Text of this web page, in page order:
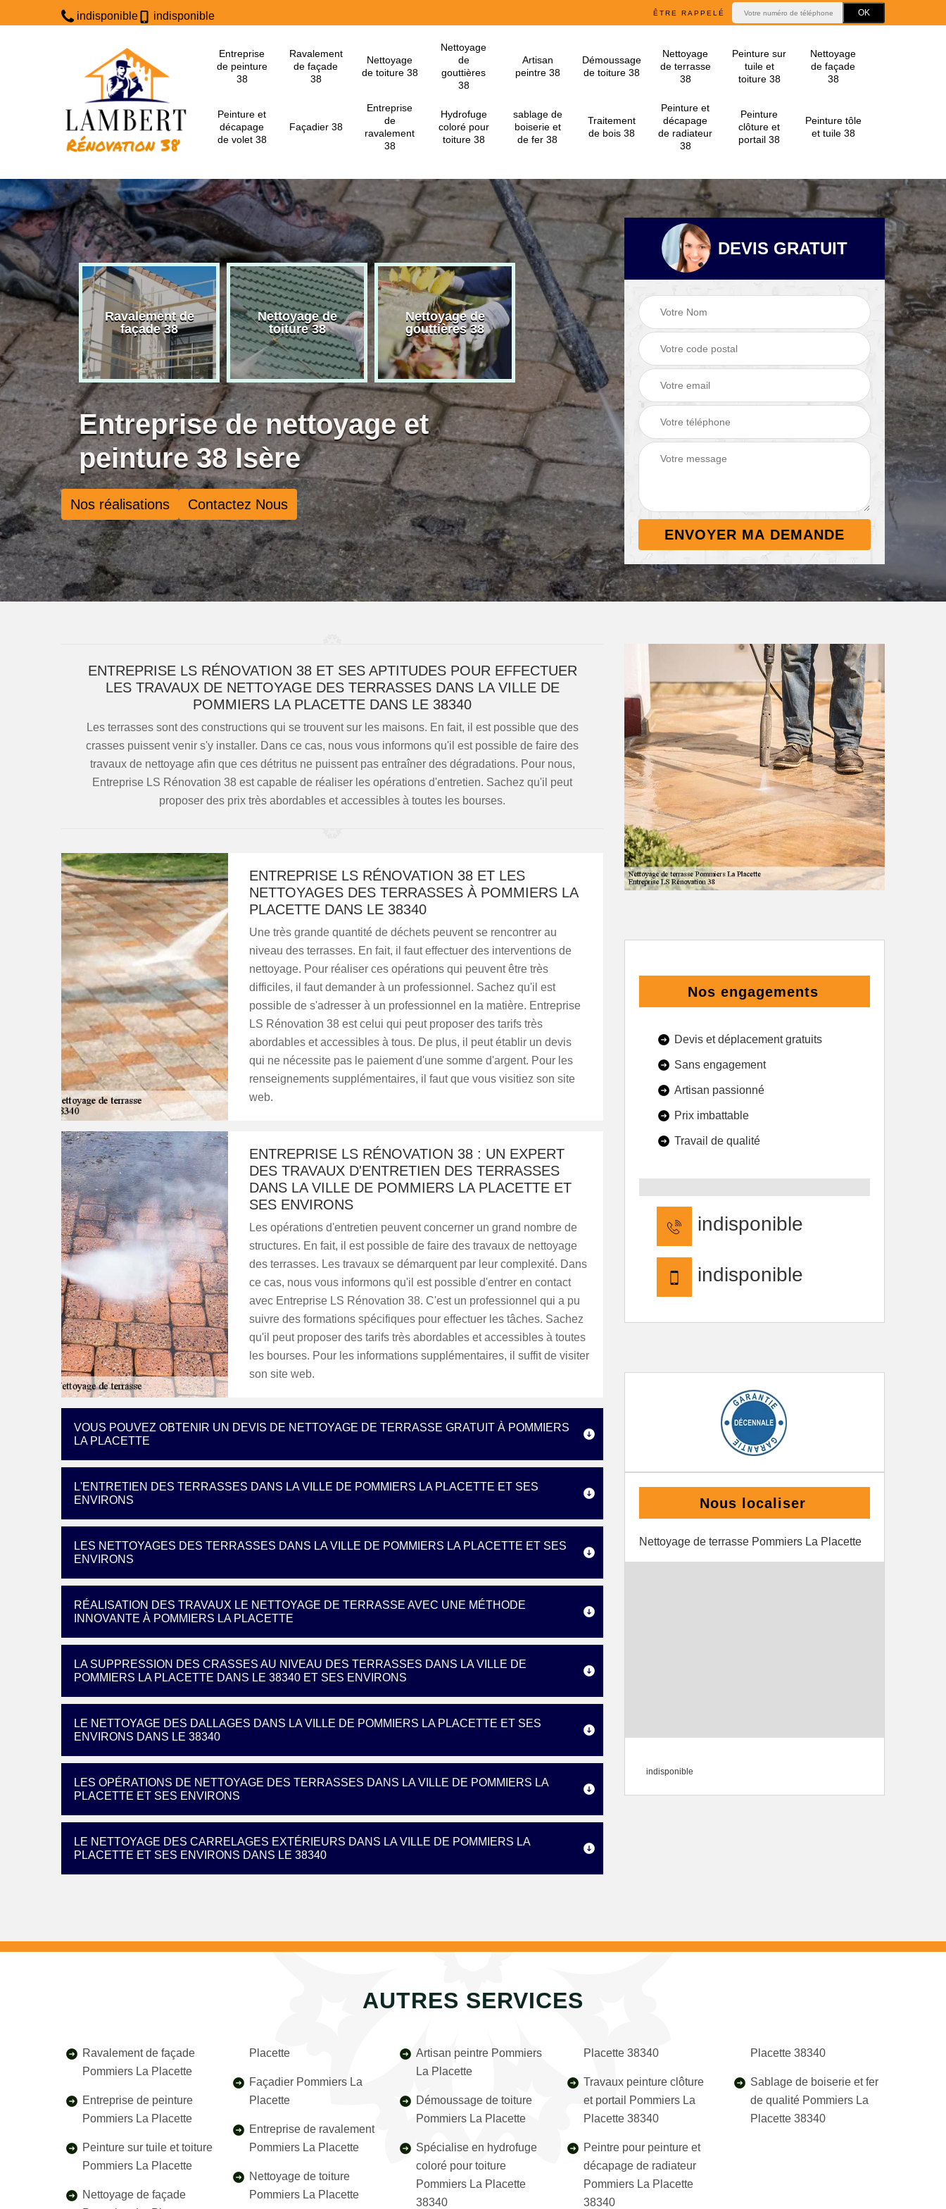
indisponible indisponible ÊTRE RAPPELÉ
Entreprise
de peinture
38
Ravalement
de façade
38
Nettoyage
de toiture 38
Nettoyage
de
gouttières
38
Artisan
peintre 38
Démoussage
de toiture 38
Nettoyage
de terrasse
38
Peinture sur
tuile et
toiture 38
Nettoyage
de façade
38
Peinture et
décapage
de volet 38
Façadier 38
Entreprise
de
ravalement
38
Hydrofuge
coloré pour
toiture 38
sablage de
boiserie et
de fer 38
Traitement
de bois 38
Peinture et
décapage
de radiateur
38
Peinture
clôture et
portail 38
Peinture tôle
et tuile 38
de
38
Ravalement de
façade 38
Nettoyage de
toiture 38
Nettoyage de
gouttières 38
Artisan peintre 38
Démoussage de
toiture 38
Nettoyage de
terrasse 38
Entreprise de nettoyage et
peinture 38 Isère
Nos réalisations Contactez Nous
DEVIS GRATUIT
ENTREPRISE LS RÉNOVATION 38 ET SES APTITUDES POUR EFFECTUER
LES TRAVAUX DE NETTOYAGE DES TERRASSES DANS LA VILLE DE
POMMIERS LA PLACETTE DANS LE 38340
Les terrasses sont des constructions qui se trouvent sur les maisons. En fait, il est possible que des
crasses puissent venir s'y installer. Dans ce cas, nous vous informons qu'il est possible de faire des
travaux de nettoyage afin que ces détritus ne puissent pas entraîner des dégradations. Pour nous,
Entreprise LS Rénovation 38 est capable de réaliser les opérations d'entretien. Sachez qu'il peut
proposer des prix très abordables et accessibles à toutes les bourses.
ENTREPRISE LS RÉNOVATION 38 ET LES
NETTOYAGES DES TERRASSES À POMMIERS LA
PLACETTE DANS LE 38340
Une très grande quantité de déchets peuvent se rencontrer au
niveau des terrasses. En fait, il faut effectuer des interventions de
nettoyage. Pour réaliser ces opérations qui peuvent être très
difficiles, il faut demander à un professionnel. Sachez qu'il est
possible de s'adresser à un professionnel en la matière. Entreprise
LS Rénovation 38 est celui qui peut proposer des tarifs très
abordables et accessibles à tous. De plus, il peut établir un devis
qui ne nécessite pas le paiement d'une somme d'argent. Pour les
renseignements supplémentaires, il faut que vous visitiez son site
web.
ENTREPRISE LS RÉNOVATION 38 : UN EXPERT
DES TRAVAUX D'ENTRETIEN DES TERRASSES
DANS LA VILLE DE POMMIERS LA PLACETTE ET
SES ENVIRONS
Les opérations d'entretien peuvent concerner un grand nombre de
structures. En fait, il est possible de faire des travaux de nettoyage
des terrasses. Les travaux se démarquent par leur complexité. Dans
ce cas, nous vous informons qu'il est possible d'entrer en contact
avec Entreprise LS Rénovation 38. C'est un professionnel qui a pu
suivre des formations spécifiques pour effectuer les tâches. Sachez
qu'il peut proposer des tarifs très abordables et accessibles à toutes
les bourses. Pour les informations supplémentaires, il suffit de visiter
son site web.
VOUS POUVEZ OBTENIR UN DEVIS DE NETTOYAGE DE TERRASSE GRATUIT À POMMIERS
LA PLACETTE
L'ENTRETIEN DES TERRASSES DANS LA VILLE DE POMMIERS LA PLACETTE ET SES
ENVIRONS
LES NETTOYAGES DES TERRASSES DANS LA VILLE DE POMMIERS LA PLACETTE ET SES
ENVIRONS
RÉALISATION DES TRAVAUX LE NETTOYAGE DE TERRASSE AVEC UNE MÉTHODE
INNOVANTE À POMMIERS LA PLACETTE
LA SUPPRESSION DES CRASSES AU NIVEAU DES TERRASSES DANS LA VILLE DE
POMMIERS LA PLACETTE DANS LE 38340 ET SES ENVIRONS
LE NETTOYAGE DES DALLAGES DANS LA VILLE DE POMMIERS LA PLACETTE ET SES
ENVIRONS DANS LE 38340
LES OPÉRATIONS DE NETTOYAGE DES TERRASSES DANS LA VILLE DE POMMIERS LA
PLACETTE ET SES ENVIRONS
LE NETTOYAGE DES CARRELAGES EXTÉRIEURS DANS LA VILLE DE POMMIERS LA
PLACETTE ET SES ENVIRONS DANS LE 38340
Nos engagements
Devis et déplacement gratuits
Sans engagement
Artisan passionné
Prix imbattable
Travail de qualité
indisponible
indisponible
Nous localiser
Nettoyage de terrasse Pommiers La Placette
indisponible
AUTRES SERVICES
Ravalement de façade
Pommiers La Placette
Entreprise de peinture
Pommiers La Placette
Peinture sur tuile et toiture
Pommiers La Placette
Nettoyage de façade
Placette
Façadier Pommiers La
Placette
Entreprise de ravalement
Pommiers La Placette
Nettoyage de toiture
Pommiers La Placette
Artisan peintre Pommiers
La Placette
Démoussage de toiture
Pommiers La Placette
Spécialise en hydrofuge
coloré pour toiture
Pommiers La Placette
38340
Placette 38340
Travaux peinture clôture
et portail Pommiers La
Placette 38340
Peintre pour peinture et
décapage de radiateur
Pommiers La Placette
38340
Placette 38340
Sablage de boiserie et fer
de qualité Pommiers La
Placette 38340